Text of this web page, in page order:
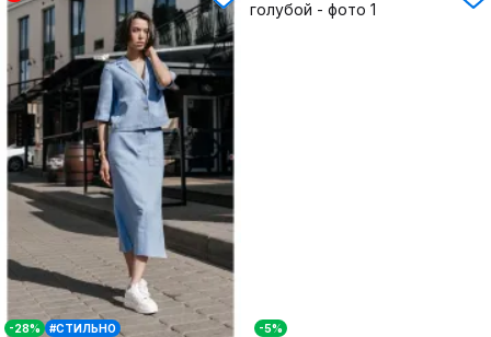
-28% #СТИЛЬНО -5%